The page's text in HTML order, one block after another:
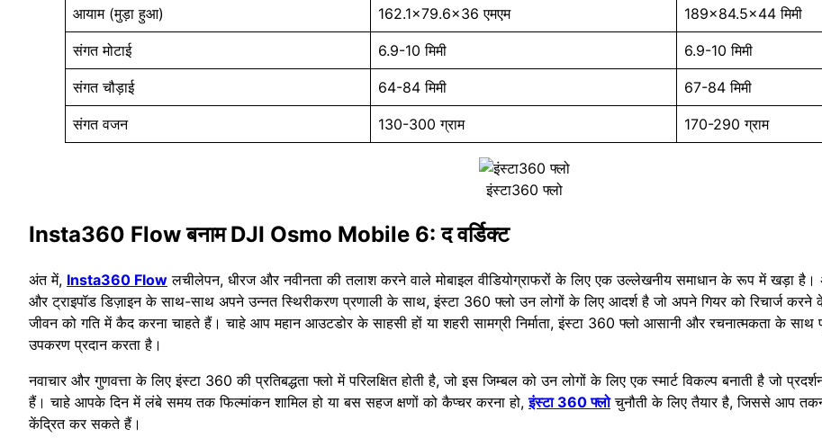
आयाम (मुड़ा हुआ) 162.1×79.6×36 एमएम 189×84.5×44 मिमी
संगत मोटाई 6.9-10 मिमी 6.9-10 मिमी
संगत चौड़ाई 64-84 मिमी 67-84 मिमी
संगत वजन 130-300 ग्राम 170-290 ग्राम
इंस्टा360 फ्लो
Insta360 Flow बनाम DJI Osmo Mobile 6: द वर्डिक्ट
अंत में, Insta360 Flow लचीलेपन, धीरज और नवीनता की तलाश करने वाले मोबाइल वीडियोग्राफरों के लिए एक उल्लेखनीय समाधान के रूप में खड़ा है।
और ट्राइपॉड डिज़ाइन के साथ-साथ अपने उन्नत स्थिरीकरण प्रणाली के साथ, इंस्टा 360 फ्लो उन लोगों के लिए आदर्श है जो अपने गियर को रिचार्ज करने
जीवन को गति में कैद करना चाहते हैं। चाहे आप महान आउटडोर के साहसी हों या शहरी सामग्री निर्माता, इंस्टा 360 फ्लो आसानी और रचनात्मकता के
उपकरण प्रदान करता है।
नवाचार और गुणवत्ता के लिए इंस्टा 360 की प्रतिबद्धता फ्लो में परिलक्षित होती है, जो इस जिम्बल को उन लोगों के लिए एक स्मार्ट विकल्प बनाती है जो
हैं। चाहे आपके दिन में लंबे समय तक फिल्मांकन शामिल हो या बस सहज क्षणों को कैप्चर करना हो,इंस्टा 360 फ्लोचुनौती के लिए तैयार है, जिससे आप
केंद्रित कर सकते हैं।